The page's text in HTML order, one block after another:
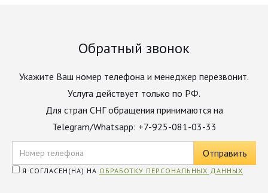
Обратный звонок
Укажите Ваш номер телефона и менеджер перезвонит.
Услуга действует только по РФ.
Для стран СНГ обращения принимаются на
Telegram/Whatsapp: +7-925-081-03-33
Я СОГЛАСЕН(НА) НА ОБРАБОТКУ ПЕРСОНАЛЬНЫХ ДАННЫХ